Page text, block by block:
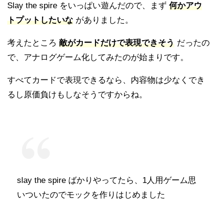
Slay the spire をいっぱい遊んだので、まず 何かアウ
トプットしたいな がありました。
考えたところ 敵がカードだけで表現できそう だったの
で、アナログゲーム化してみたのが始まりです。
すべてカードで表現できるなら、内容物は少なくでき
るし原価負けもしなそうですからね。
slay the spire ばかりやってたら、1人用ゲーム思
いついたのでモックを作りはじめました